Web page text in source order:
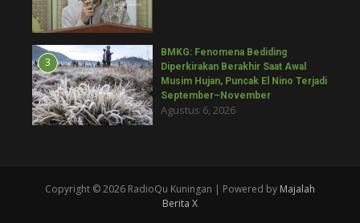
3
BMKG: Fenomena Bediding
Diperkirakan Berakhir Saat Awal
Musim Hujan, Puncak El Nino Terjadi
September–November
Agustus 6, 2026
Copyright © 2026 RadioQu Kuningan | Powered by Majalah
Berita X